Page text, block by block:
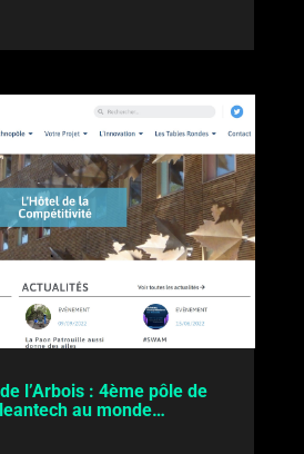
l’Arbois : 4ème pôle de
au monde…